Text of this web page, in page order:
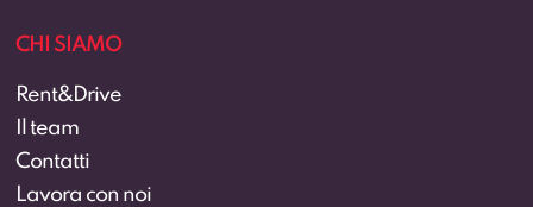
CHI SIAMO
Rent&Drive
Il team
Contatti
Lavora con noi